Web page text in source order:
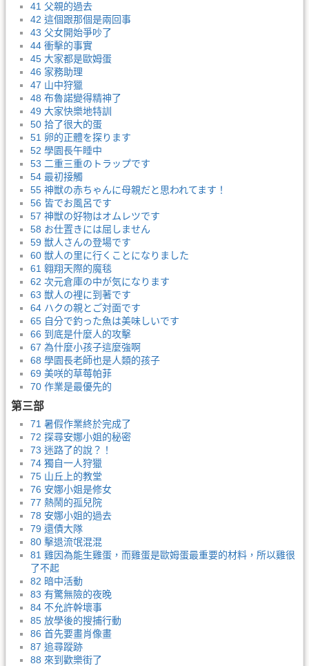
41 父親的過去
42 這個跟那個是兩回事
43 父女開始爭吵了
44 衝擊的事實
45 大家都是歐姆蛋
46 家務助理
47 山中狩獵
48 布魯諾變得精神了
49 大家快樂地特訓
50 拾了很大的蛋
51 卵的正體を探ります
52 學園長午睡中
53 二重三重のトラップです
54 最初接觸
55 神獣の赤ちゃんに母親だと思われてます！
56 皆でお風呂です
57 神獣の好物はオムレツです
58 お仕置きには屈しません
59 獣人さんの登場です
60 獣人の里に行くことになりました
61 翱翔天際的魔毯
62 次元倉庫の中が気になります
63 獣人の裡に到著です
64 ハクの親とご対面です
65 自分で釣った魚は美味しいです
66 到底是什麼人的攻擊
67 為什麼小孩子這麼強啊
68 學園長老師也是人類的孩子
69 美咲的草莓帕菲
70 作業是最優先的
第三部
71 暑假作業終於完成了
72 探尋安娜小姐的秘密
73 迷路了的說？！
74 獨自一人狩獵
75 山丘上的教堂
76 安娜小姐是修女
77 熱鬧的孤兒院
78 安娜小姐的過去
79 還債大隊
80 擊退流氓混混
81 雞因為能生雞蛋，而雞蛋是歐姆蛋最重要的材料，所以雞很
了不起
82 暗中活動
83 有驚無險的夜晚
84 不允許幹壞事
85 放學後的搜捕行動
86 首先要畫肖像畫
87 追尋蹤跡
88 來到歡樂街了